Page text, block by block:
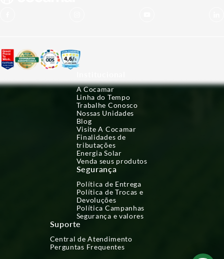
A Cocamar
Linha do Tempo
Trabalhe Conosco
Nossas Unidades
Blog
Visite A Cocamar
Finalidades de
tributações
Energia Solar
Venda seus produtos
Segurança
Política de Entrega
Política de Trocas e
Devoluções
Política Campanhas
Segurança e valores
Suporte
Central de Atendimento
Perguntas Frequentes